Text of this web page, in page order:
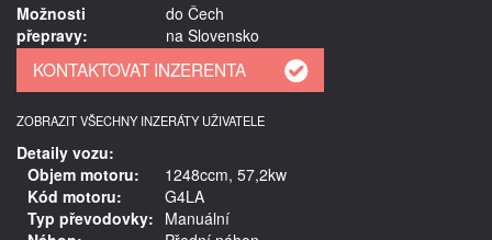
Možnosti
přepravy:
do Čech
na Slovensko
ZOBRAZIT VŠECHNY INZERÁTY UŽIVATELE
Detaily vozu:
Objem motoru:
1248ccm, 57,2kw
Kód motoru:
G4LA
Typ převodovky: Manuální